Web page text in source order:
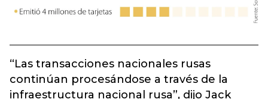
“Las transacciones nacionales rusas
continúan procesándose a través de la
infraestructura nacional rusa”, dijo Jack